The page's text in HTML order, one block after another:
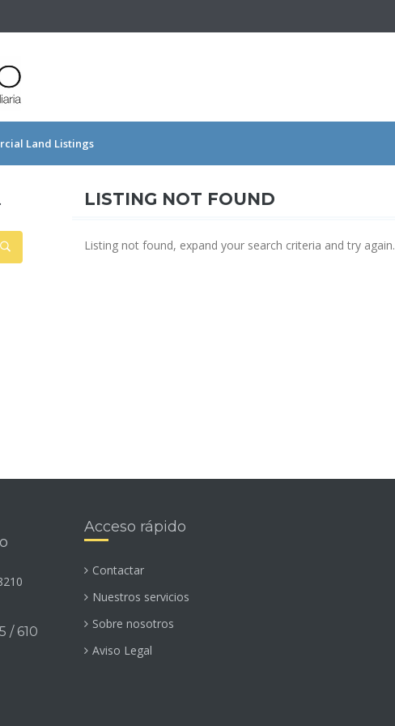
Land Listings
LISTING NOT FOUND
Listing not found, expand your search criteria and try again.
/ 610
Acceso rápido
Contactar
Nuestros servicios
Sobre nosotros
Aviso Legal